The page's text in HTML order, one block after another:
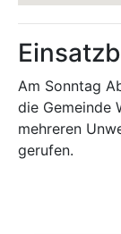
Am Sonntag
die Gemeinde
mehreren
gerufen.